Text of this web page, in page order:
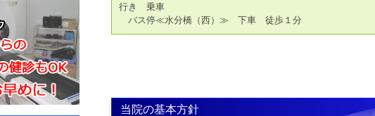
行き 乗車
バス停≪水分橋（西）≫ 下車 徒歩１分
当院の基本方針